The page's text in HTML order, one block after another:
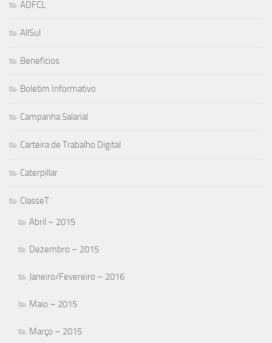
ADFCL
AllSul
Beneficios
Boletim Informativo
Campanha Salarial
Carteira de Trabalho Digital
Caterpillar
ClasseT
Abril – 2015
Dezembro – 2015
Janeiro/Fevereiro – 2016
Maio – 2015
Março – 2015